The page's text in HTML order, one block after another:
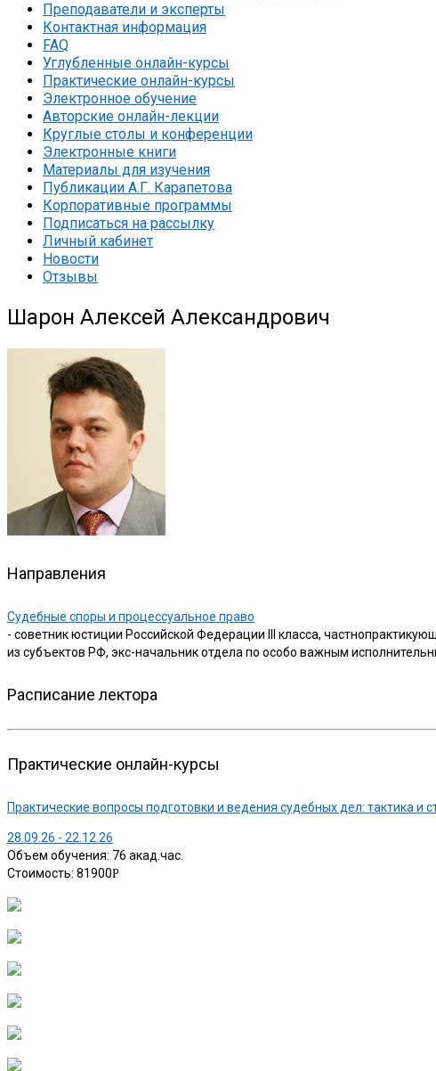
Преподаватели и эксперты
Контактная информация
FAQ
Углубленные онлайн-курсы
Практические онлайн-курсы
Электронное обучение
Авторские онлайн-лекции
Круглые столы и конференции
Электронные книги
Материалы для изучения
Публикации А.Г. Карапетова
Корпоративные программы
Подписаться на рассылку
Личный кабинет
Новости
Отзывы
Шарон Алексей Александрович
Направления
Судебные споры и процессуальное право
- советник юстиции Российской Федерации III класса,
из субъектов РФ, экс-начальник отдела по особо важным
Расписание лектора
Практические онлайн-курсы
Практические вопросы подготовки и ведения судебных дел: тактика и
28.09.26 - 22.12.26
Объем обучения: 76 акад.час.
Стоимость: 81900Р